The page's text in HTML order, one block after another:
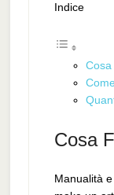
Indice
Cosa
Cosa
Manualità